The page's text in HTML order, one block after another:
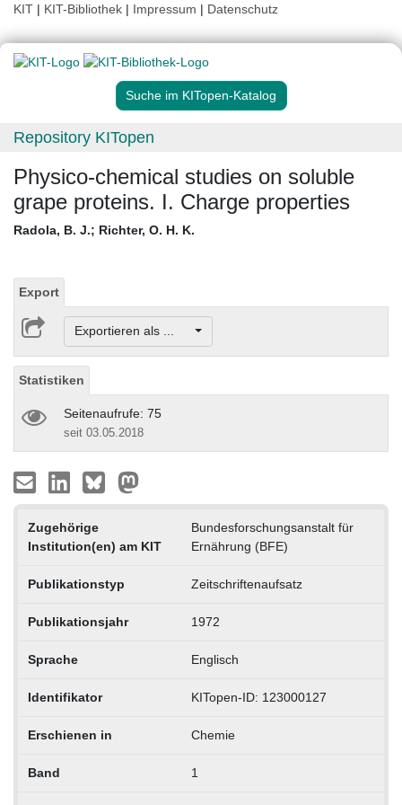
KIT | KIT-Bibliothek | Impressum | Datenschutz
Suche im KITopen-Katalog
Repository KITopen
Physico-chemical studies on soluble
grape proteins. I. Charge properties
Radola, B. J.; Richter, O. H. K.
Export
Exportieren als ...
Statistiken
Seitenaufrufe: 75
seit 03.05.2018
Zugehörige
Institution(en) am KIT
Bundesforschungsanstalt für
Ernährung (BFE)
Publikationstyp Zeitschriftenaufsatz
Publikationsjahr 1972
Sprache Englisch
Identifikator KITopen-ID: 123000127
Erschienen in Chemie
Band 1